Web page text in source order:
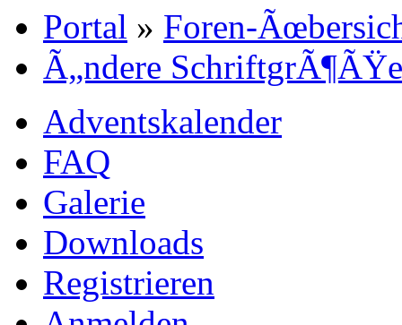
Portal » Foren-
Ã„ndere SchriftgrÃ¶ÃŸe
Adventskalender
FAQ
Galerie
Downloads
Registrieren